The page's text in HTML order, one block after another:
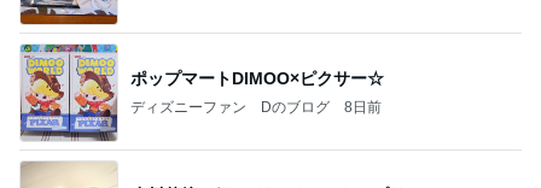
ポップマートDIMOO×ピクサー☆
ディズニーファン Dのブログ 8日前